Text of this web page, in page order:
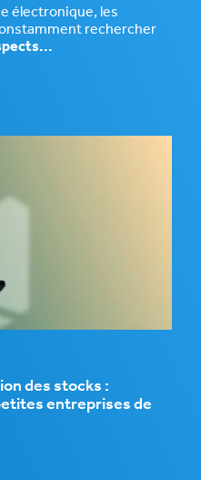
électronique, les
rechercher
des stocks :
entreprises de